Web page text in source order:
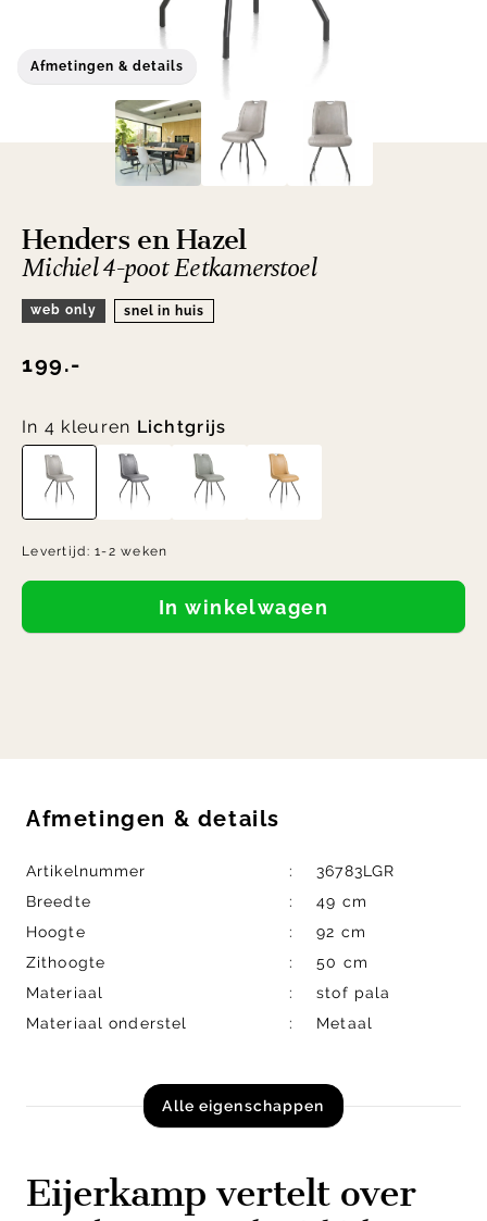
Afmetingen & details
Henders en Hazel
Michiel 4-poot Eetkamerstoel
web only snel in huis
199.-
In 4 kleuren Lichtgrijs
Levertijd:1-2 weken
In winkelwagen
Afmetingen & details
Artikelnummer
36783LGR
Breedte
49 cm
Hoogte
92 cm
Zithoogte
50 cm
Materiaal
stof pala
Materiaal onderstel
Metaal
Alle eigenschappen
Eijerkamp vertelt over